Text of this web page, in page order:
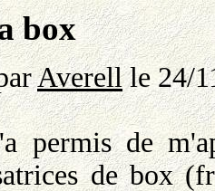
box
Averellle 24/
permis de
de box